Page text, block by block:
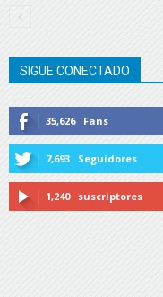
SIGUE CONECTADO
35,626 Fans
7,693 Seguidores
1,240 suscriptores